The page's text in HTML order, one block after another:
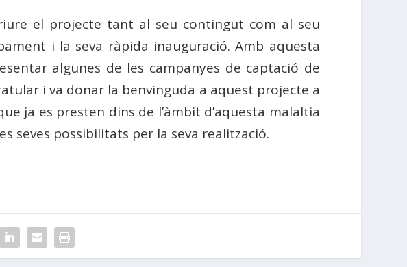
el projecte tant al seu contingut com al seu
i la seva ràpida inauguració. Amb aquesta
algunes de les campanyes de captació de
i va donar la benvinguda a aquest projecte a
ja es presten dins de l’àmbit d’aquesta malaltia
seves possibilitats per la seva realització.